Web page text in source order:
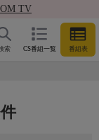
TV
CS番組一覧 番組表
索